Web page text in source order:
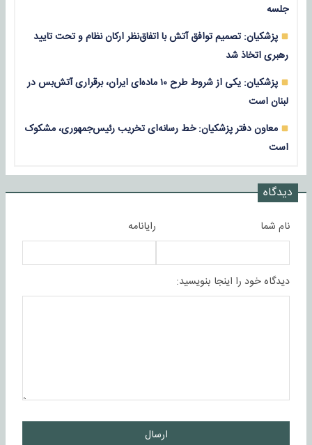
جلسه
پزشکیان: تصمیم توافق آتش‌ با اتفاق‌نظر ارکان نظام و تحت تایید
رهبری اتخاذ شد
پزشکیان: یکی از شروط طرح ۱۰ ماده‌ای ایران، برقراری آتش‌بس در
لبنان است
معاون دفتر پزشکیان: خط رسانه‌ای تخریب رئیس‌جمهوری، مشکوک
است
دیدگاه
نام شما رایانامه
دیدگاه خود را اینجا بنویسید:
ارسال